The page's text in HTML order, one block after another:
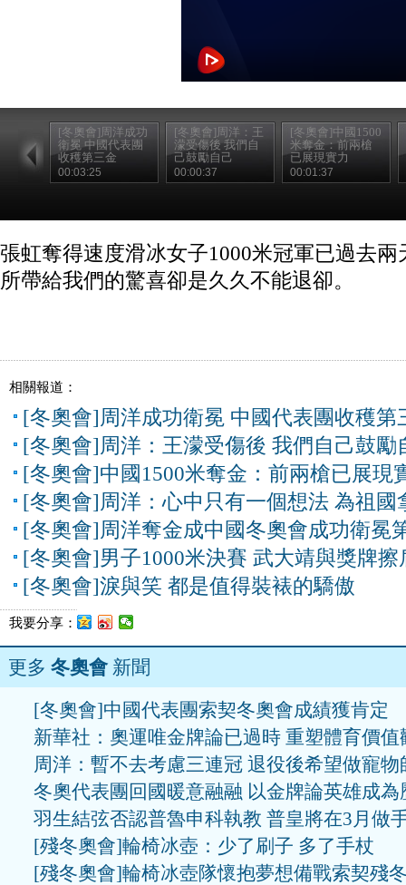
[冬奧會]周洋成功
衛冕 中國代表團
收穫第三金
00:03:25
[冬奧會]周洋：王
濛受傷後 我們自
己鼓勵自己
00:00:37
[冬奧會]中國1500
米奪金：前兩槍
已展現實力
00:01:37
張虹奪得速度滑冰女子1000米冠軍已過去
所帶給我們的驚喜卻是久久不能退卻。
相關報道：
[冬奧會]周洋成功衛冕 中國代表團收穫第
[冬奧會]周洋：王濛受傷後 我們自己鼓勵
[冬奧會]中國1500米奪金：前兩槍已展現
[冬奧會]周洋：心中只有一個想法 為祖國
[冬奧會]周洋奪金成中國冬奧會成功衛冕
[冬奧會]男子1000米決賽 武大靖與獎牌擦
[冬奧會]淚與笑 都是值得裝裱的驕傲
我要分享：
更多 冬奧會新聞
[冬奧會]中國代表團索契冬奧會成績獲肯定
新華社：奧運唯金牌論已過時 重塑體育價值
周洋：暫不去考慮三連冠 退役後希望做寵物
冬奧代表團回國暖意融融 以金牌論英雄成為
羽生結弦否認普魯申科執教 普皇將在3月做
[殘冬奧會]輪椅冰壺：少了刷子 多了手杖
[殘冬奧會]輪椅冰壺隊懷抱夢想備戰索契殘